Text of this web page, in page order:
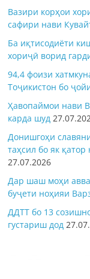
Вазири корҳои
сафири нави
Ба иқтисодиёти
хориҷӣ ворид
94,4 фоизи
Тоҷикистон бо
Ҳавопаймои нави
карда шуд
Донишгоҳи
таҳсил бо як
27.07.2026
Дар шаш моҳи
буҷети ноҳияи
ДДТТ бо 13
густариш дод